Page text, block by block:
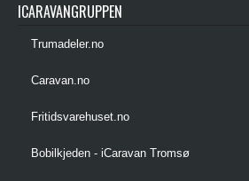
ICARAVANGRUPPEN
Trumadeler.no
Caravan.no
Fritidsvarehuset.no
Bobilkjeden - iCaravan Tromsø